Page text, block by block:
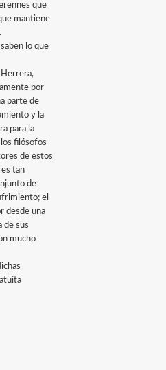
que
mantiene
lo que
por
parte de
y la
para la
filósofos
de estos
tan
de
el
desde una
de sus
mucho